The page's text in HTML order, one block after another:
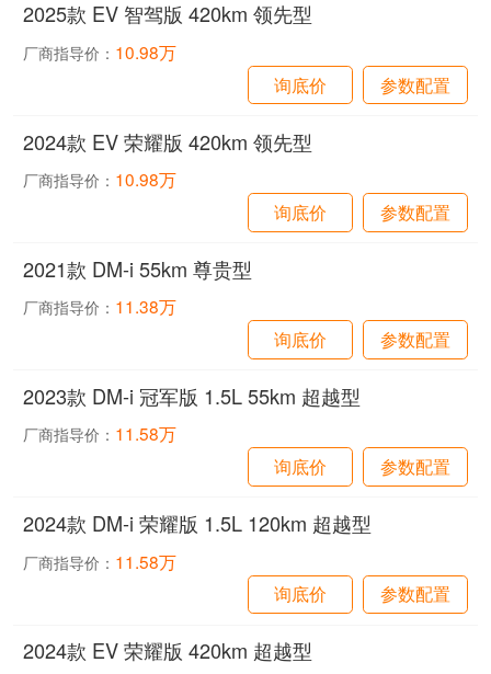
2025款 EV 智驾版 420km 领先型
厂商指导价： 10.98万
询底价
参数配置
2024款 EV 荣耀版 420km 领先型
厂商指导价： 10.98万
询底价
参数配置
2021款 DM-i 55km 尊贵型
厂商指导价： 11.38万
询底价
参数配置
2023款 DM-i 冠军版 1.5L 55km 超越型
厂商指导价： 11.58万
询底价
参数配置
2024款 DM-i 荣耀版 1.5L 120km 超越型
厂商指导价： 11.58万
询底价
参数配置
2024款 EV 荣耀版 420km 超越型